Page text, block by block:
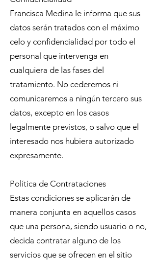
Francisca Medina le informa que sus
datos serán tratados con el máximo
celo y confidencialidad por todo el
personal que intervenga en
cualquiera de las fases del
tratamiento. No cederemos ni
comunicaremos a ningún tercero sus
datos, excepto en los casos
legalmente previstos, o salvo que el
interesado nos hubiera autorizado
expresamente.
Política de Contrataciones
Estas condiciones se aplicarán de
manera conjunta en aquellos casos
que una persona, siendo usuario o no,
decida contratar alguno de los
servicios que se ofrecen en el sitio